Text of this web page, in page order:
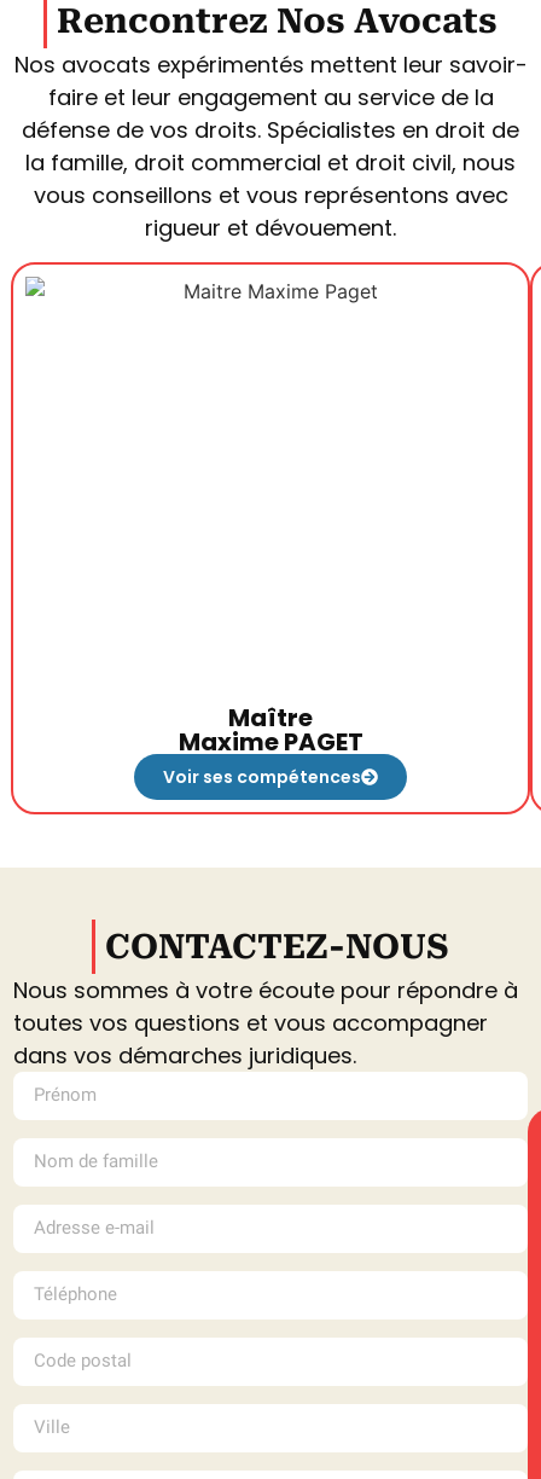
Rencontrez Nos Avocats
Nos avocats expérimentés mettent leur savoir-
faire et leur engagement au service de la
défense de vos droits. Spécialistes en droit de
la famille, droit commercial et droit civil, nous
vous conseillons et vous représentons avec
rigueur et dévouement.
Maître
Maxime PAGET
Voir ses compétences
CONTACTEZ-NOUS
Nous sommes à votre écoute pour répondre à
toutes vos questions et vous accompagner
dans vos démarches juridiques.